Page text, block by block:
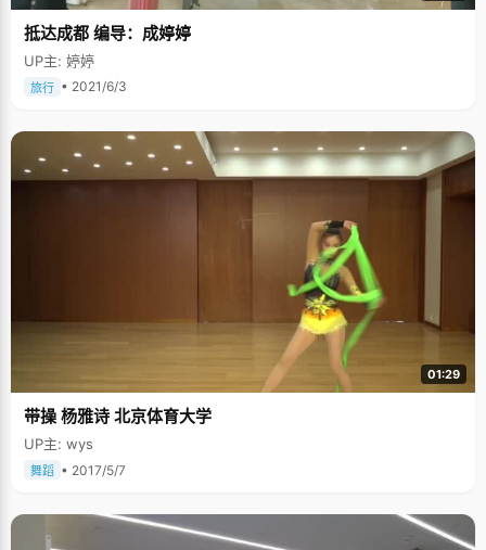
抵达成都 编导：成婷婷
UP主: 婷婷
旅行 • 2021/6/3
01:29
带操 杨雅诗 北京体育大学
UP主: wys
舞蹈 • 2017/5/7